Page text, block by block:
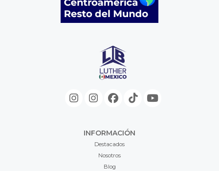
INFORMACIÓN
Destacados
Nosotros
Blog